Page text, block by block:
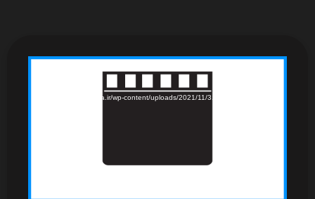
دریافت پرونده: https://www.iranyasa.ir/wp-content/uploads/2021/11/3.25-